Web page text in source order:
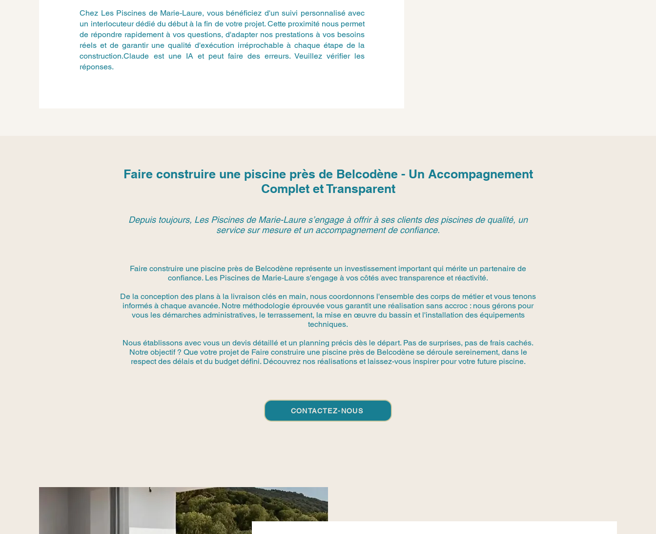
Chez Les Piscines de Marie-Laure, vous bénéficiez d'un suivi personnalisé avec
un interlocuteur dédié du début à la fin de votre projet. Cette proximité nous permet
de répondre rapidement à vos questions, d'adapter nos prestations à vos besoins
réels et de garantir une qualité d'exécution irréprochable à chaque étape de la
construction.Claude est une IA et peut faire des erreurs. Veuillez vérifier les
réponses.
Faire construire une piscine près de Belcodène - Un Accompagnement
Complet et Transparent
Depuis toujours, Les Piscines de Marie-Laure s’engage à offrir à ses clients des piscines de qualité, un
service sur mesure et un accompagnement de confiance.
Faire construire une piscine près de Belcodène représente un investissement important qui mérite un partenaire de
confiance. Les Piscines de Marie-Laure s'engage à vos côtés avec transparence et réactivité.
De la conception des plans à la livraison clés en main, nous coordonnons l'ensemble des corps de métier et vous tenons
informés à chaque avancée. Notre méthodologie éprouvée vous garantit une réalisation sans accroc : nous gérons pour
vous les démarches administratives, le terrassement, la mise en œuvre du bassin et l'installation des équipements
techniques.
Nous établissons avec vous un devis détaillé et un planning précis dès le départ. Pas de surprises, pas de frais cachés.
Notre objectif ? Que votre projet de Faire construire une piscine près de Belcodène se déroule sereinement, dans le
respect des délais et du budget défini. Découvrez nos réalisations et laissez-vous inspirer pour votre future piscine.
CONTACTEZ-NOUS